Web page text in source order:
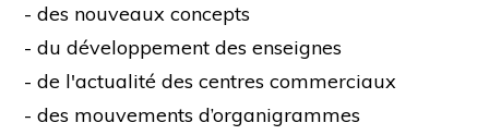
- des nouveaux concepts
- du développement des enseignes
- de l'actualité des centres commerciaux
- des mouvements d’organigrammes